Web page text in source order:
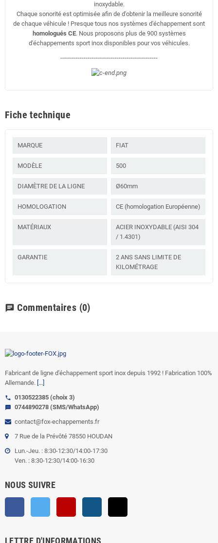
inoxydable.
Chaque sonorité est optimisée afin de d'obtenir la meilleure sonorité
de chaque véhicule ! Presque tous nos systèmes d'échappement sont
homologués CE. Nous proposons plus de 900 systèmes
d'échappements sport inox disponibles pour vos véhicules.
--------------------------------------------------
Fiche technique
MARQUE FIAT
MODÈLE 500
DIAMÈTRE DE LA LIGNE Ø60mm
HOMOLOGATION CE (homologation Européenne)
MATÉRIAUX
ACIER INOXYDABLE (AISI 304
/ 1.4301)
GARANTIE
2 ANS SANS LIMITE DE
KILOMÉTRAGE
chat Commentaires (0)
Fabricant de ligne d'échappement sport inox depuis 1992 ! Fabrication 100%
Allemande. [...]
call 0130522385 (choix 3)
sms
0744890278 (SMS/WhatsApp)
contact@fox-echappements.fr
7 Rue de la Prévôté 78550 HOUDAN
Lun.-Jeu. : 8:30-12:30/14:00-17:30
Ven. : 8:30-12:30/14:00-16:30
NOUS SUIVRE
LETTRE D'INFORMATIONS